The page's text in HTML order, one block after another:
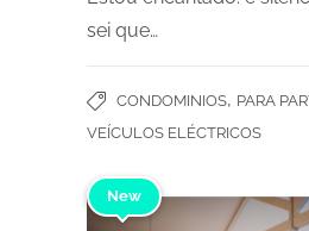
sei que…
CONDOMINIOS, PARA
VEÍCULOS ELÉCTRICOS
New